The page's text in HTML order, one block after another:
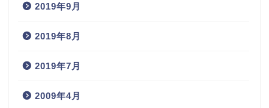
2019年9月
2019年8月
2019年7月
2009年4月